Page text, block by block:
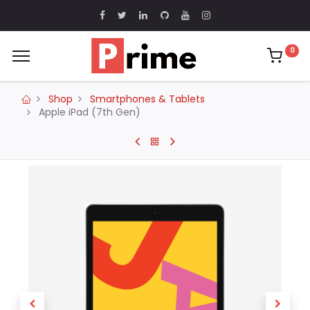
0
Shop
Smartphones & Tablets
Apple iPad (7th Gen)